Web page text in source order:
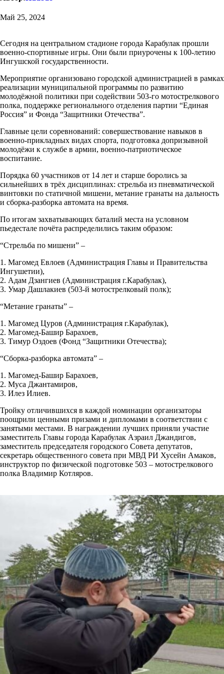
Май 25, 2024
Сегодня на центральном стадионе города Карабулак прошли
военно-спортивные игры. Они были приурочены к 100-летию
Ингушской государственности.
Мероприятие организовано городской администрацией в рамках
реализации муниципальной программы по развитию
молодëжной политики при содействии 503-го мотострелкового
полка, поддержке регионального отделения партии “Единая
Россия” и Фонда “Защитники Отечества”.
Главные цели соревнований: совершествование навыков в
военно-прикладных видах спорта, подготовка допризывной
молодëжи к службе в армии, военно-патриотическое
воспитание.
Порядка 60 участников от 14 лет и старше боролись за
сильнейших в трёх дисциплинах: стрельба из пневматической
винтовки по статичной мишени, метание гранаты на дальность
и сборка-разборка автомата на время.
По итогам захватывающих баталий места на условном
пьедестале почёта распределились таким образом:
“Стрельба по мишени” –
1. Магомед Евлоев (Администрация Главы и Правительства
Ингушетии),
2. Адам Дзангиев (Администрация г.Карабулак),
3. Умар Дашлакиев (503-й мотострелковый полк);
“Метание гранаты” –
1. Магомед Цуров (Администрация г.Карабулак),
2. Магомед-Башир Барахоев,
3. Тимур Оздоев (Фонд “Защитники Отечества);
“Сборка-разборка автомата” –
1. Магомед-Башир Барахоев,
2. Муса Джантамиров,
3. Илез Илиев.
Тройку отличившихся в каждой номинации организаторы
поощрили ценными призами и дипломами в соответствии с
занятыми местами. В награждении лучших приняли участие
заместитель Главы города Карабулак Азраил Джандигов,
заместитель председателя городского Совета депутатов,
секретарь общественного совета при МВД РИ Хусейн Амаков,
инструктор по физической подготовке 503 – мотострелкового
полка Владимир Котляров.